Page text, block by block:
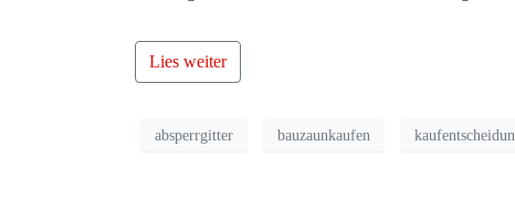
Lies weiter
absperrgitter bauzaunkaufen